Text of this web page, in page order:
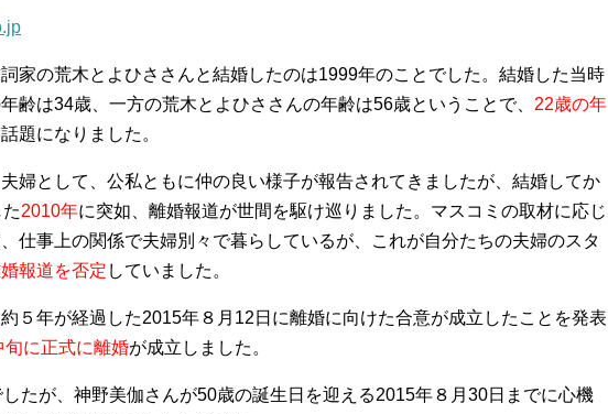
家の荒木とよひささんと結婚したのは1999年のことでした。結婚した当時
齢は34歳、一方の荒木とよひささんの年齢は56歳ということで、 22歳の年
題になりました。
婦として、公私ともに仲の良い様子が報告されてきましたが、結婚してか
2010年に突如、離婚報道が世間を駆け巡りました。マスコミの取材に応じ
仕事上の関係で夫婦別々で暮らしているが、これが自分たちの夫婦のスタ
報道を否定 していました。
５年が経過した2015年８月12日に離婚に向けた合意が成立したことを発表
旬に正式に離婚が成立しました。
たが、神野美伽さんが50歳の誕生日を迎える2015年８月30日までに心機